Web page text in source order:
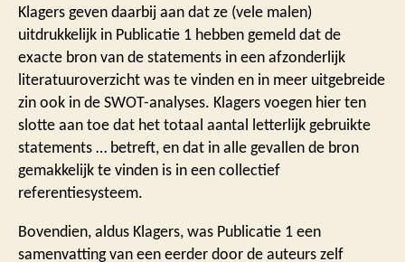
Klagers geven daarbij aan dat ze (vele malen)
uitdrukkelijk in Publicatie 1 hebben gemeld dat de
exacte bron van de statements in een afzonderlijk
literatuuroverzicht was te vinden en in meer uitgebreide
zin ook in de SWOT-analyses. Klagers voegen hier ten
slotte aan toe dat het totaal aantal letterlijk gebruikte
statements … betreft, en dat in alle gevallen de bron
gemakkelijk te vinden is in een collectief
referentiesysteem.
Bovendien, aldus Klagers, was Publicatie 1 een
samenvatting van een eerder door de auteurs zelf